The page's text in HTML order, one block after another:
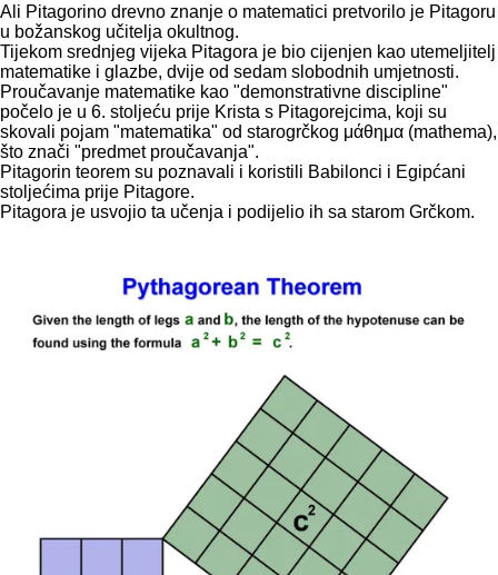
Ali Pitagorino drevno znanje o matematici pretvorilo je Pitagoru
u božanskog učitelja okultnog.
Tijekom srednjeg vijeka Pitagora je bio cijenjen kao utemeljitelj
matematike i glazbe, dvije od sedam slobodnih umjetnosti.
Proučavanje matematike kao "demonstrativne discipline"
počelo je u 6. stoljeću prije Krista s Pitagorejcima, koji su
skovali pojam "matematika" od starogrčkog μάθημα (mathema),
što znači "predmet proučavanja".
Pitagorin teorem su poznavali i koristili Babilonci i Egipćani
stoljećima prije Pitagore.
Pitagora je usvojio ta učenja i podijelio ih sa starom Grčkom.